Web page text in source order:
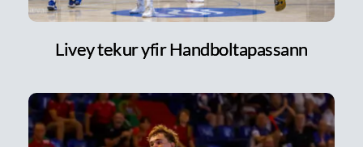
Livey tekur yfir Handboltapassann